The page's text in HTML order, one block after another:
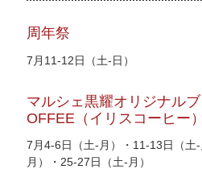
周年祭
7月11-12日（土-日）
マルシェ黒耀オリジナル
OFFEE（イリスコーヒー）
7月4-6日（土-月）・11-13日（土
月）・25-27日（土-月）